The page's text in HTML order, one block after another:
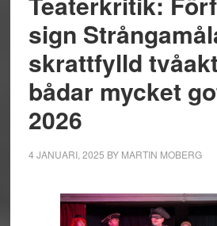
sign
skrattfylld
bådar mycket
2026
4 JANUARI, 2025 BY MARTIN MOBERG